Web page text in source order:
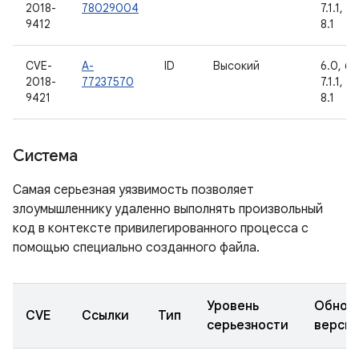
2018-
9412
78029004
7.1.1,
8.1
CVE-
2018-
9421
A-
77237570
ID Высокий
6.0,
7.1.1,
8.1
Система
Самая серьезная уязвимость позволяет
злоумышленнику удаленно выполнять произвольный
код в контексте привилегированного процесса с
помощью специально созданного файла.
CVE Ссылки Тип
Уровень
серьезности